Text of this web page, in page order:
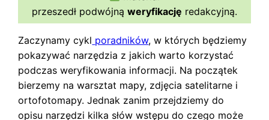
przeszedł podwójną weryfikację redakcyjną.
Zaczynamy cykl poradników, w których będziemy
pokazywać narzędzia z jakich warto korzystać
podczas weryfikowania informacji. Na początek
bierzemy na warsztat mapy, zdjęcia satelitarne i
ortofotomapy. Jednak zanim przejdziemy do
opisu narzędzi kilka słów wstępu do czego może